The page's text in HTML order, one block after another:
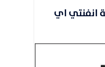
انفنتي اي